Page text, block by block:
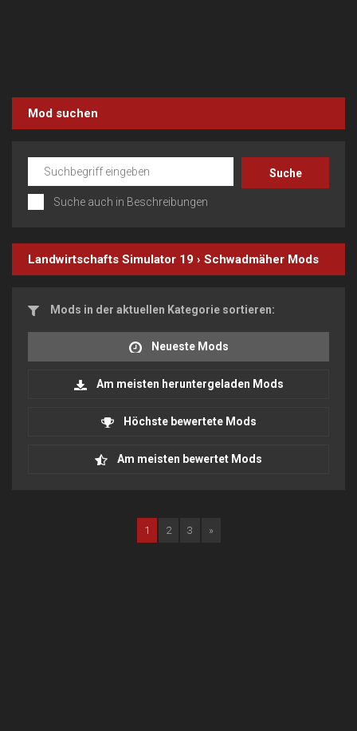
Mod suchen
Suche auch in Beschreibungen
Landwirtschafts Simulator 19 › Schwadmäher Mods
Mods in der aktuellen Kategorie sortieren:
Neueste Mods
Am meisten heruntergeladen Mods
Höchste bewertete Mods
Am meisten bewertet Mods
1 2 3 »